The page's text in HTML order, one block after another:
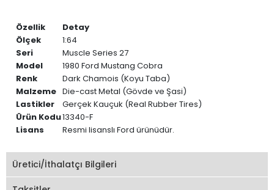
Özellik
Detay
Ölçek
1:64
Seri
Muscle Series 27
Model
1980 Ford Mustang Cobra
Renk
Dark Chamois (Koyu Taba)
Malzeme Die-cast Metal (Gövde ve Şasi)
Lastikler
Gerçek Kauçuk (Real Rubber Tires)
Ürün Kodu13340-F
Lisans
Resmi lisanslı Ford ürünüdür.
Üretici/İthalatçı Bilgileri